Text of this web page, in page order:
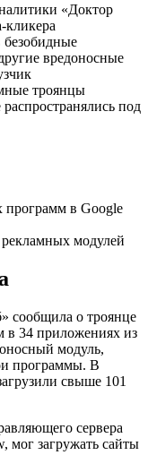
«Доктор
кликера
безобидные
вредоносные
троянцы
распространялись под
в Google
модулей
сообщила о троянце
в 34 приложениях из
модуль,
программы. В
свыше 101
сервера
мог загружать сайты